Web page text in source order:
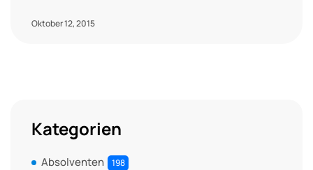
Oktober 12, 2015
Kategorien
Absolventen 198